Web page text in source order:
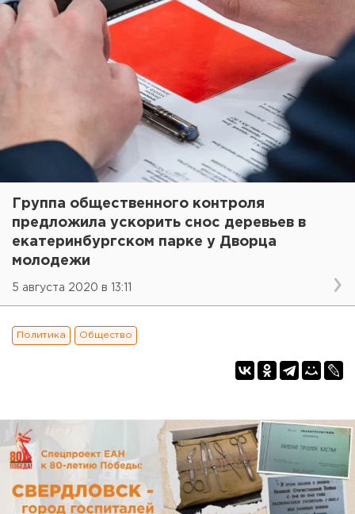
Группа общественного контроля
предложила ускорить снос деревьев в
екатеринбургском парке у Дворца
молодежи
5 августа 2020 в 13:11
Политика Общество